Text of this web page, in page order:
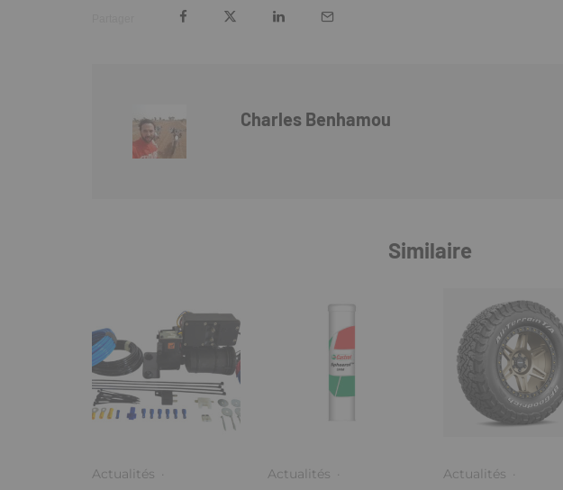
Charles Benhamou
Similaire
Actualités ·
Actualités ·
Actualités ·